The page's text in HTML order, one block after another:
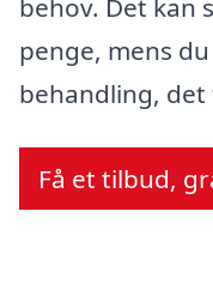
penge, mens
behandling, det
Få et tilbud,